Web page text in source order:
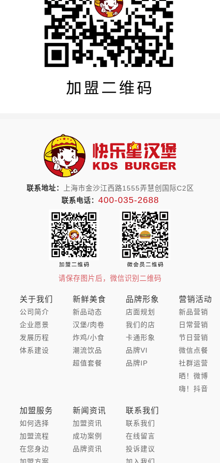
联系地址：
上海市金沙江西路1555弄慧创国际C2区
联系电话： 400-035-2688
请保存图片后，微信识别二维码
关于我们
公司简介
企业愿景
发展历程
体系建设
新鲜美食
新品动态
汉堡/肉卷
炸鸡/小食
潮流饮品
超值套餐
品牌形象
店面规划
我们的店
卡通形象
品牌VI
品牌IP
营销活动
新品营销
日常营销
节日营销
微信点餐
社群运营
晒！微博
嗨！抖音
加盟服务
如何选择
加盟流程
在您身边
新闻资讯
加盟资讯
成功案例
品牌资讯
联系我们
联系我们
在线留言
投诉建议